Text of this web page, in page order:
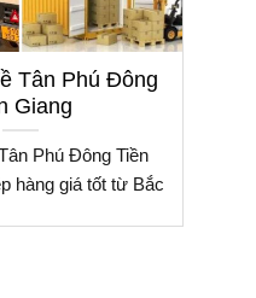
Tân Phú Đông
Giang
Phú Đông Tiền
hàng giá tốt từ Bắc